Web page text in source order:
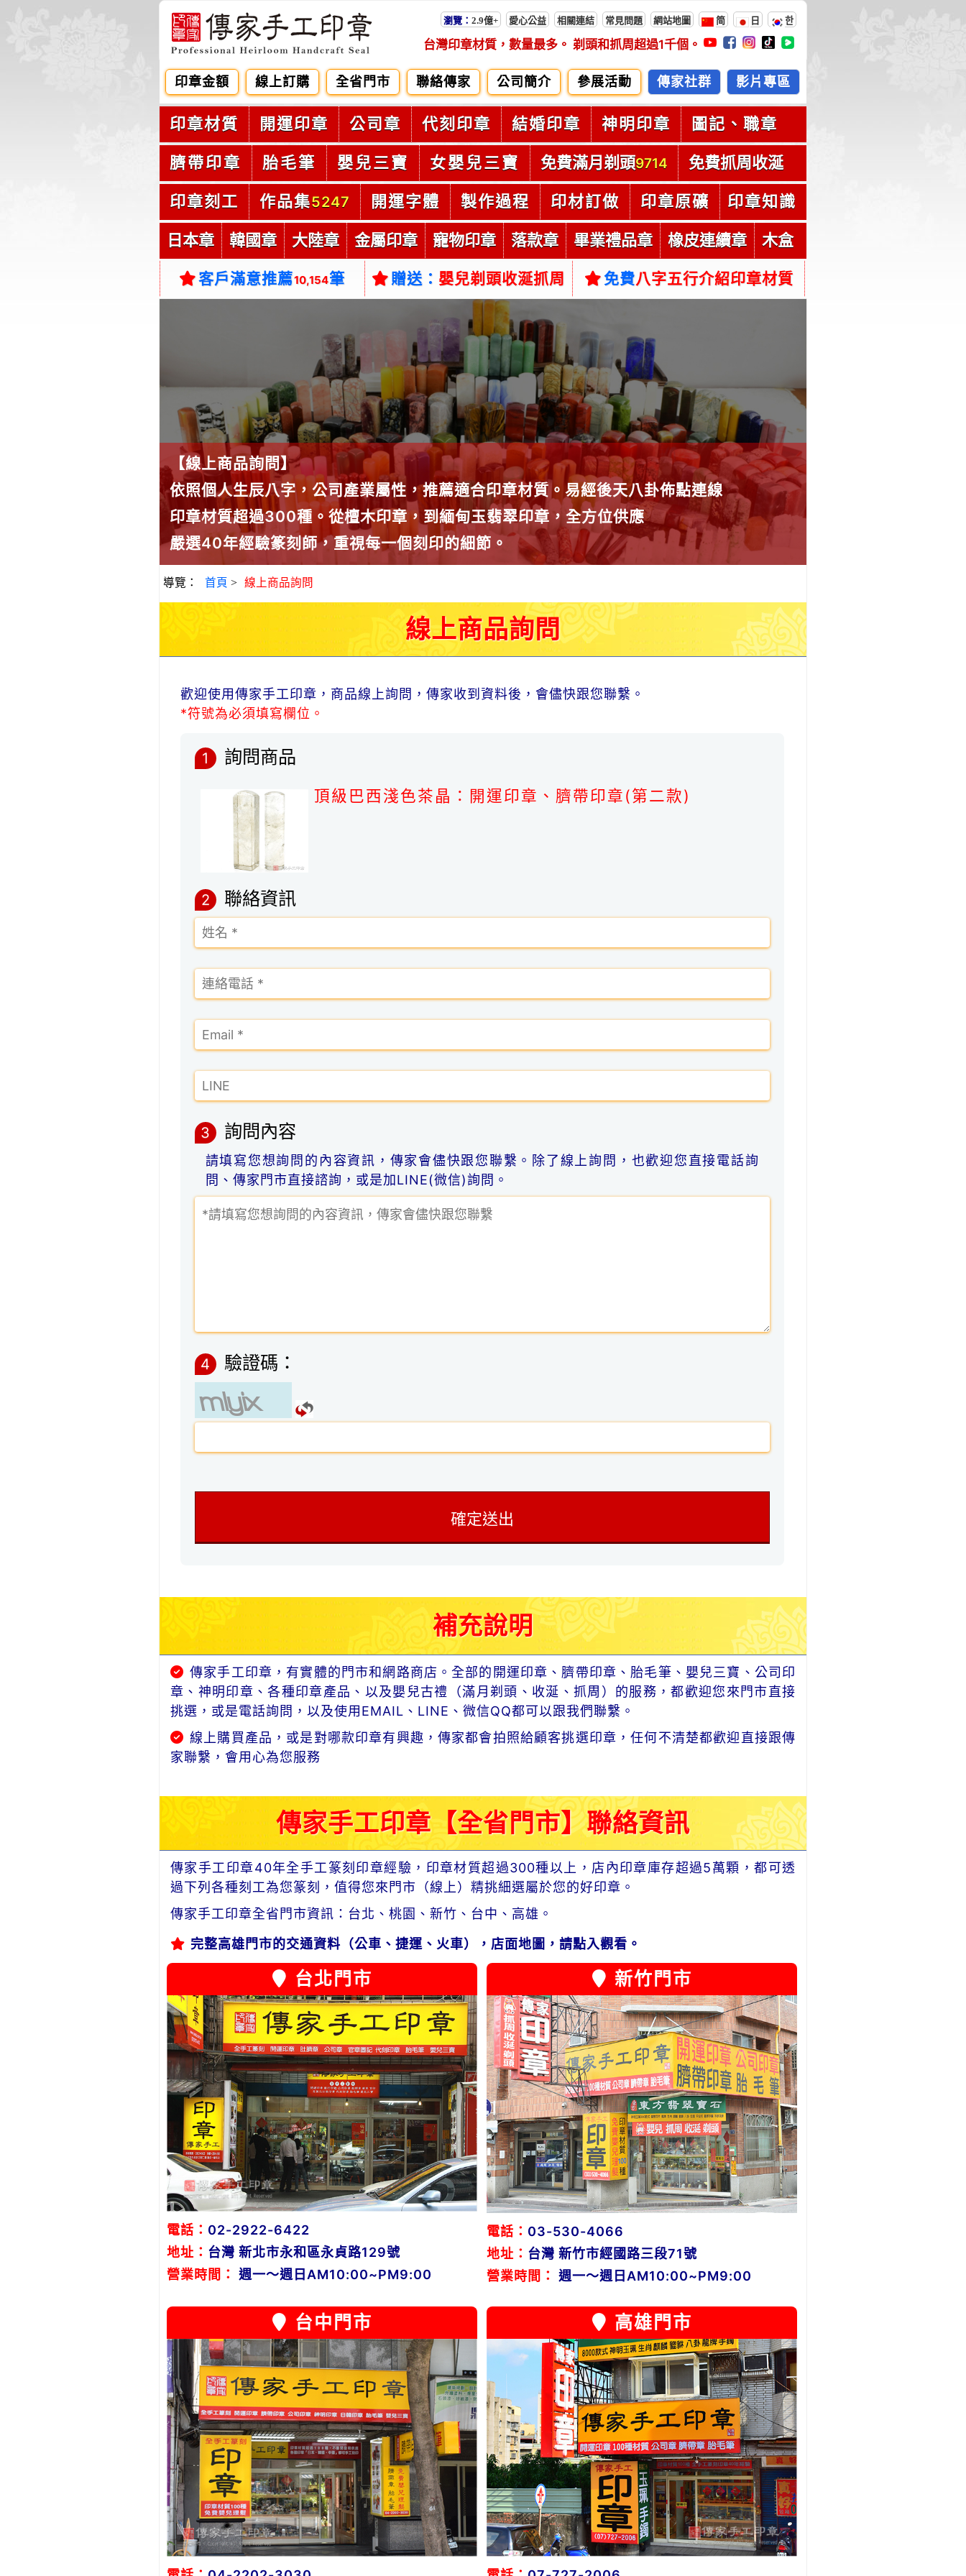
瀏覽： 2.9億+ 愛心公益 相關連結 常見問題 網站地圖 简 日 한
台灣印章材質，數量最多。 剃頭和抓周超過1千個。
印章金額 線上訂購 全省門市 聯絡傳家 公司簡介 參展活動 傳家社群 影片專區
印章材質 開運印章 公司章 代刻印章 結婚印章 神明印章 圖記、職章
臍帶印章 胎毛筆 嬰兒三寶 女嬰兒三寶 免費滿月剃頭9714 免費抓周收涎
印章刻工 作品集5247 開運字體 製作過程 印材訂做 印章原礦 印章知識
日本章 韓國章 大陸章 金屬印章 寵物印章 落款章 畢業禮品章 橡皮連續章 木盒
客戶滿意推薦10,154筆 贈送： 嬰兒剃頭收涎抓周 免費八字五行介紹印章材質
【線上商品詢問】
依照個人生辰八字，公司產業屬性，推薦適合印章材質。易經後天八卦佈點連線
印章材質超過300種。從檀木印章，到緬甸玉翡翠印章，全方位供應
嚴選40年經驗篆刻師，重視每一個刻印的細節。
導覽： 首頁 > 線上商品詢問
線上商品詢問
歡迎使用傳家手工印章，商品線上詢問，傳家收到資料後，會儘快跟您聯繫。
*符號為必須填寫欄位。
1 詢問商品
頂級巴西淺色茶晶：開運印章、臍帶印章(第二款)
2 聯絡資訊
3 詢問內容
請填寫您想詢問的內容資訊，傳家會儘快跟您聯繫。除了線上詢問，也歡迎您直接電話詢
問、傳家門市直接諮詢，或是加LINE(微信)詢問。
4 驗證碼：
補充說明
傳家手工印章，有實體的門市和網路商店。全部的開運印章、臍帶印章、胎毛筆、嬰兒三寶、公司印
章、神明印章、各種印章產品、以及嬰兒古禮（滿月剃頭、收涎、抓周）的服務，都歡迎您來門市直接
挑選，或是電話詢問，以及使用EMAIL、LINE、微信QQ都可以跟我們聯繫。
線上購買產品，或是對哪款印章有興趣，傳家都會拍照給顧客挑選印章，任何不清楚都歡迎直接跟傳
家聯繫，會用心為您服務
傳家手工印章【全省門市】聯絡資訊
傳家手工印章40年全手工篆刻印章經驗，印章材質超過300種以上，店內印章庫存超過5萬顆，都可透
過下列各種刻工為您篆刻，值得您來門市（線上）精挑細選屬於您的好印章。
傳家手工印章全省門市資訊：台北、桃園、新竹、台中、高雄。
完整高雄門市的交通資料（公車、捷運、火車），店面地圖，請點入觀看。
台北門市
電話： 02-2922-6422
地址： 台灣 新北市永和區永貞路129號
營業時間：
週一～週日AM10:00~PM9:00
新竹門市
電話： 03-530-4066
地址： 台灣 新竹市經國路三段71號
營業時間：
週一～週日AM10:00~PM9:00
台中門市 高雄門市